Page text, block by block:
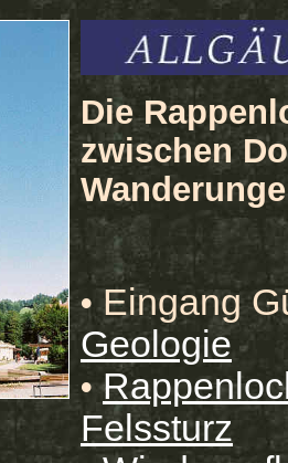
Die
zwischen
•Eingang
Geologie
•
Felssturz